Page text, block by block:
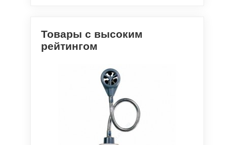
Товары с высоким
рейтингом